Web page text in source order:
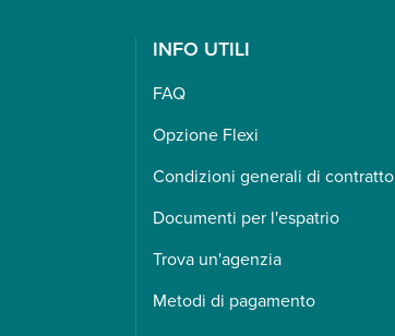
INFO UTILI
FAQ
Opzione Flexi
Condizioni generali di contratto
Documenti per l'espatrio
Trova un'agenzia
Metodi di pagamento